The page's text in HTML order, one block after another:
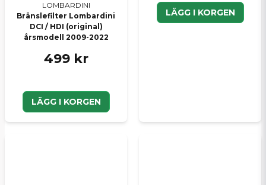
LOMBARDINI
Bränslefilter Lombardini
DCI / HDI (original)
årsmodell 2009-2022
499 kr
LÄGG I KORGEN
LÄGG I KORGEN